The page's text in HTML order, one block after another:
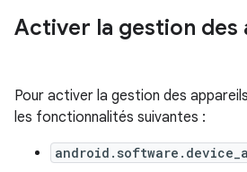
Activer la gestion des
Pour activer la gestion des
les fonctionnalités suivantes :